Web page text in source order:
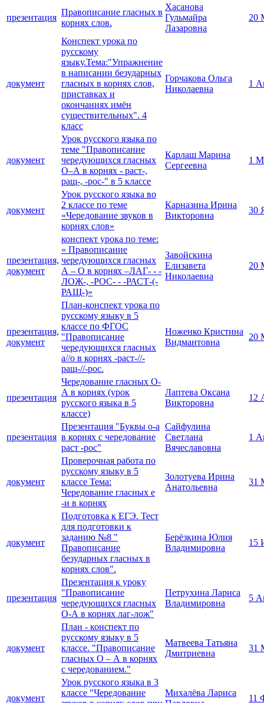
презентация
Правописание гласных в
корнях слов.
Хасанова
Гульмайра
Лазаровна
20
документ
Конспект урока по
русскому
языку.Тема:"Упражнение
в написании безударных
гласных в корнях слов,
приставках и
окончаниях имён
существительных". 4
класс
Горчакова Ольга
Николаевна
1
документ
Урок русского языка по
теме "Правописание
чередующихся гласных
О–А в корнях - раст-,
ращ-, -рос-" в 5 классе
Карлаш Марина
Сергеевна
1
документ
Урок русского языка во
2 классе по теме
«Чередование звуков в
корнях слов»
Карназина Ирина
Викторовна
30
презентация,
документ
конспект урока по теме:
« Правописание
чередующихся гласных
А – О в корнях –ЛАГ- - -
ЛОЖ-, -РОС- - -РАСТ-(-
РАЩ-)»
Завойскина
Елизавета
Николаевна
20
презентация,
документ
План-конспект урока по
русскому языку в 5
классе по ФГОС
"Правописание
чередующихся гласных
а//о в корнях -раст-//-
ращ-//-рос.
Ноженко Кристина
Видмантовна
20
презентация
Чередование гласных О-
А в корнях (урок
русского языка в 5
классе)
Лаптева Оксана
Викторовна
12
презентация
Презентация "Буквы о-а
в корнях с чередование
раст -рос"
Сайфулина
Светлана
Вячеславовна
1
документ
Проверочная работа по
русскому языку в 5
классе Тема:
Чередование гласных е
-и в корнях
Золотуева Ирина
Анатольевна
31
документ
Подготовка к ЕГЭ. Тест
для подготовки к
заданию №8 "
Правописание
безударных гласных в
корнях слов".
Берёзкина Юлия
Владимировна
15
презентация
Презентация к уроку
"Правописание
чередующихся гласных
О-А в корнях лаг-лож"
Петрухина Лариса
Владимировна
5
документ
План - конспект по
русскому языку в 5
классе. "Правописание
гласных О – А в корнях
с чередованием."
Матвеева Татьяна
Дмитриевна
31
документ
Урок русского языка в 3
классе "Чередование
Михалёва Лариса
11